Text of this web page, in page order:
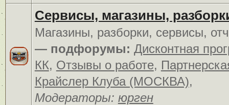
Сервисы, магазины,
Магазины, разборки, сервисы,
— подфорумы: Дисконтная
КК, Отзывы о работе,
Крайслер Клуба (МОСКВА),
Модераторы: юрген